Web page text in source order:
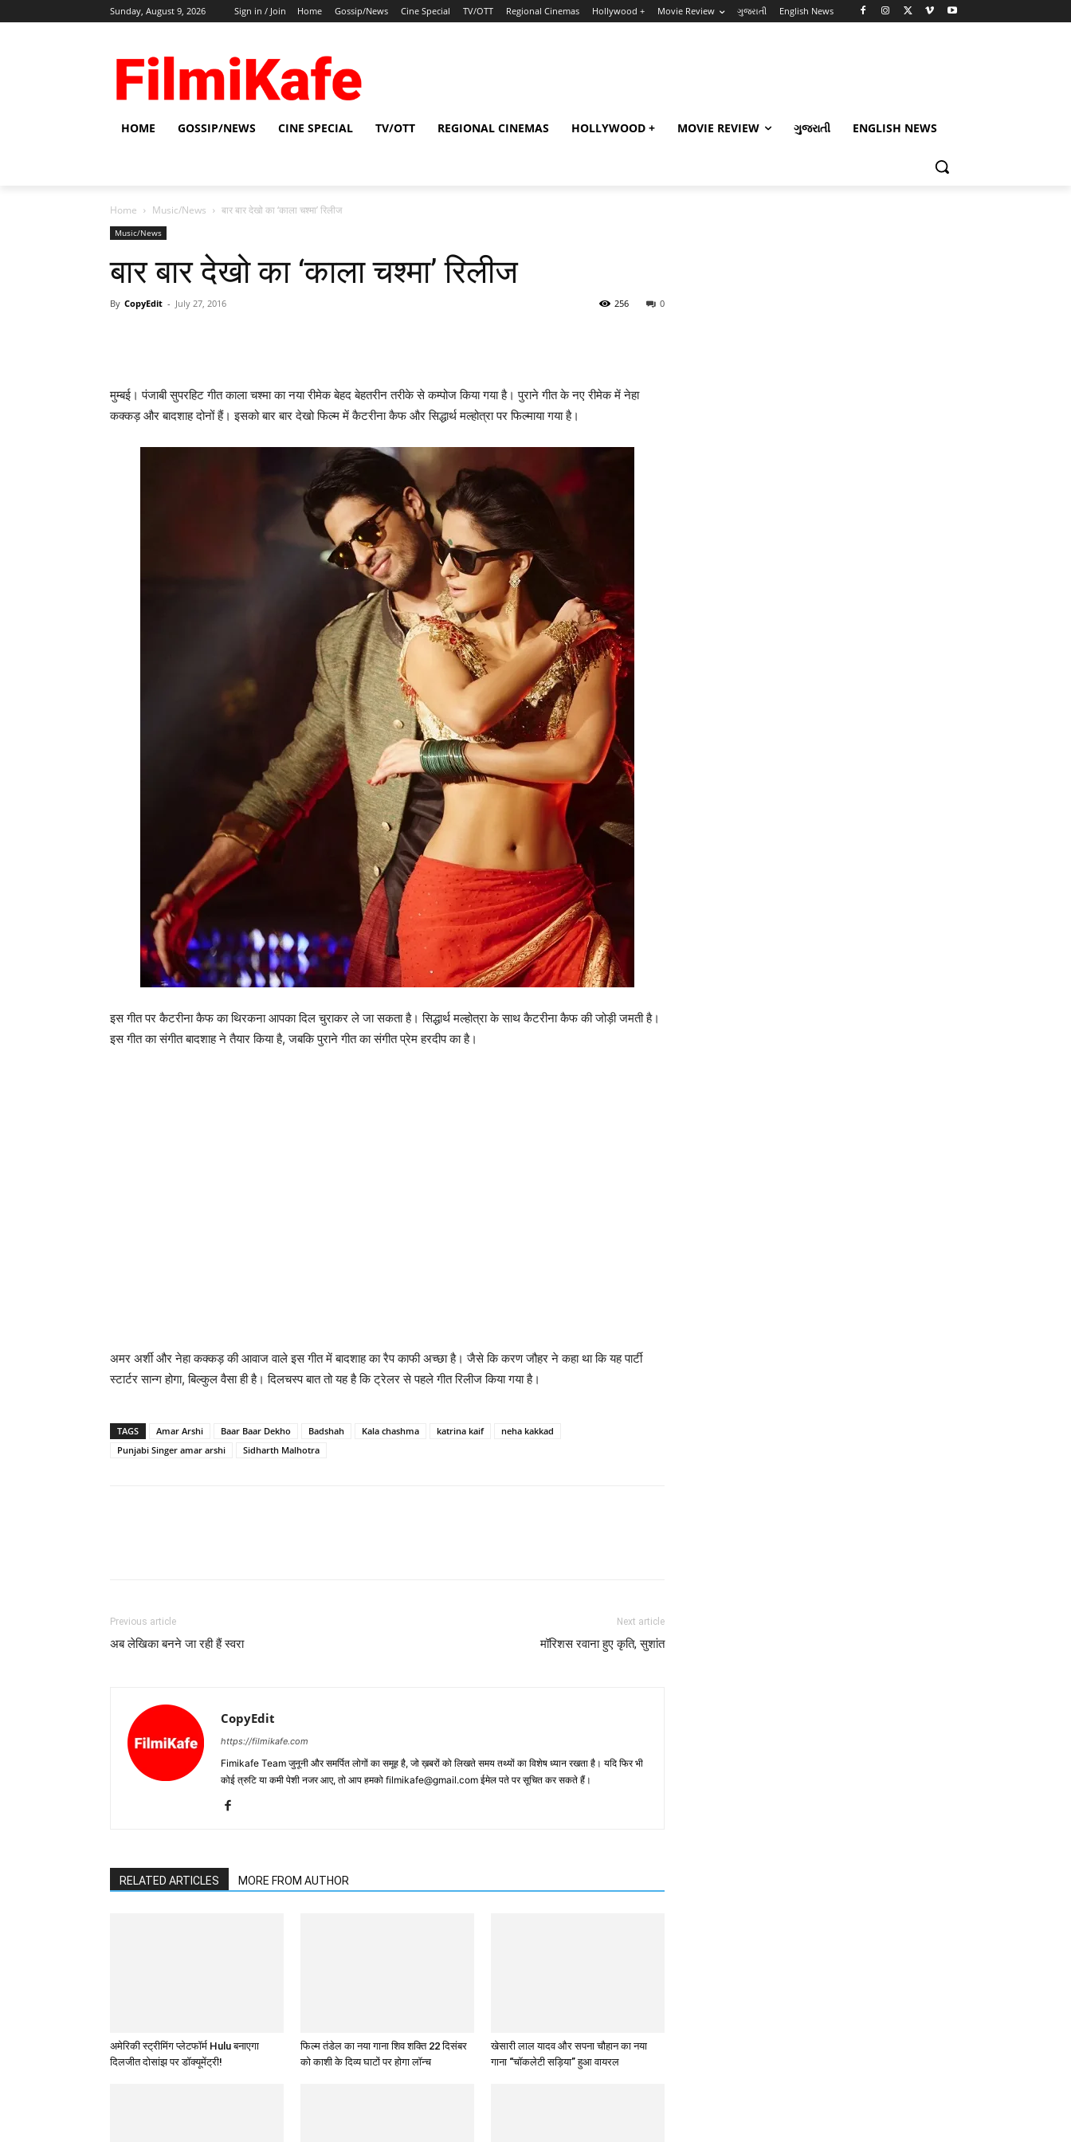
Sunday, August 9, 2026 Sign in / Join Home Gossip/News Cine Special TV/OTT Regional Cinemas Hollywood + Movie Review ગુજરાતી English News
HOME GOSSIP/NEWS CINE SPECIAL TV/OTT REGIONAL CINEMAS HOLLYWOOD + MOVIE REVIEW ગુજરાતી ENGLISH NEWS
Home Music/News बार बार देखो का ‘काला चश्‍मा’ रिलीज
Music/News
बार बार देखो का ‘काला चश्‍मा’ रिलीज
By CopyEdit - July 27, 2016 0
256
मुम्‍बई। पंजाबी सुपरहिट गीत काला चश्‍मा का नया रीमेक बेहद बेहतरीन तरीके से कम्‍पोज किया गया है। पुराने गीत के नए रीमेक में नेहा
कक्‍कड़ और बादशाह दोनों हैं। इसको बार बार देखो फिल्‍म में कैटरीना कैफ और सिद्धार्थ मल्‍होत्रा पर फिल्‍माया गया है।
इस गीत पर कैटरीना कैफ का थिरकना आपका दिल चुराकर ले जा सकता है। सिद्धार्थ मल्‍होत्रा के साथ कैटरीना कैफ की जोड़ी जमती है।
इस गीत का संगीत बादशाह ने तैयार किया है, जबकि पुराने गीत का संगीत प्रेम हरदीप का है।
अमर अर्शी और नेहा कक्‍कड़ की आवाज वाले इस गीत में बादशाह का रैप काफी अच्‍छा है। जैसे कि करण जौहर ने कहा था कि यह पार्टी
स्‍टार्टर सान्‍ग होगा, बिल्‍कुल वैसा ही है। दिलचस्‍प बात तो यह है कि ट्रेलर से पहले गीत रिलीज किया गया है।
TAGS Amar Arshi Baar Baar Dekho Badshah Kala chashma katrina kaif
neha kakkad
Punjabi Singer amar arshi
Sidharth Malhotra
Previous article
अब लेखिका बनने जा रही हैं स्‍वरा
Next article
मॉरिशस रवाना हुए कृति, सुशांत
CopyEdit
https://filmikafe.com
Fimikafe Team जुनूनी और समर्पित लोगों का समूह है, जो ख़बरों को लिखते समय तथ्‍यों का विशेष ध्‍यान रखता है। यदि फिर भी
कोई त्रुटि या कमी पेशी नजर आए, तो आप हमको filmikafe@gmail.com ईमेल पते पर सूचित कर सकते हैं।
RELATED ARTICLES MORE FROM AUTHOR
अमेरिकी स्ट्रीमिंग प्लेटफॉर्म Hulu बनाएगा
दिलजीत दोसांझ पर डॉक्यूमेंट्री!
फिल्म तंडेल का नया गाना शिव शक्ति 22 दिसंबर
को काशी के दिव्य घाटों पर होगा लॉन्च
खेसारी लाल यादव और सपना चौहान का नया
गाना “चॉकलेटी सड़िया” हुआ वायरल